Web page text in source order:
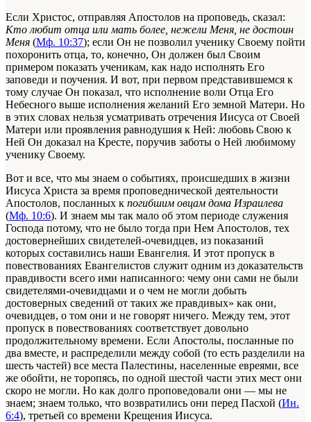
Если Христос, отправляя Апостолов на проповедь, сказал:
Кто любит отца или мать более, нежели Меня, не достоин
Меня (Мф. 10:37); если Он не позволил ученику Своему пойти
похоронить отца, то, конечно, Он должен был Своим
примером показать ученикам, как надо исполнять Его
заповеди и поучения. И вот, при первом представившемся к
тому случае Он показал, что исполнение воли Отца Его
Небесного выше исполнения желаний Его земной Матери. Но
в этих словах нельзя усматривать отречения Иисуса от Своей
Матери или проявления равнодушия к Ней: любовь Свою к
Ней Он доказал на Кресте, поручив заботы о Ней любимому
ученику Своему.
Вот и все, что мы знаем о событиях, происшедших в жизни
Иисуса Христа за время проповеднической деятельности
Апостолов, посланных к погибшим овцам дома Израилева
(Мф. 10:6). И знаем мы так мало об этом периоде служения
Господа потому, что не было тогда при Нем Апостолов, тех
достовернейших свидетелей-очевидцев, из показаний
которых составились наши Евангелия. И этот пропуск в
повествованиях Евангелистов служит одним из доказательств
правдивости всего ими написанного: чему они сами не были
свидетелями-очевидцами и о чем не могли добыть
достоверных сведений от таких же правдивых» как они,
очевидцев, о том они и не говорят ничего. Между тем, этот
пропуск в повествованиях соответствует довольно
продолжительному времени. Если Апостолы, посланные по
два вместе, и распределили между собой (то есть разделили на
шесть частей) все места Палестины, населенные евреями, все
же обойти, не торопясь, по одной шестой части этих мест они
скоро не могли. Но как долго проповедовали они — мы не
знаем; знаем только, что возвратились они перед Пасхой (Ин.
6:4), третьей со времени Крещения Иисуса.